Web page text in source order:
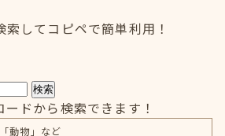
してコピペで簡単利用！
検索
ドから検索できます！
動物」など